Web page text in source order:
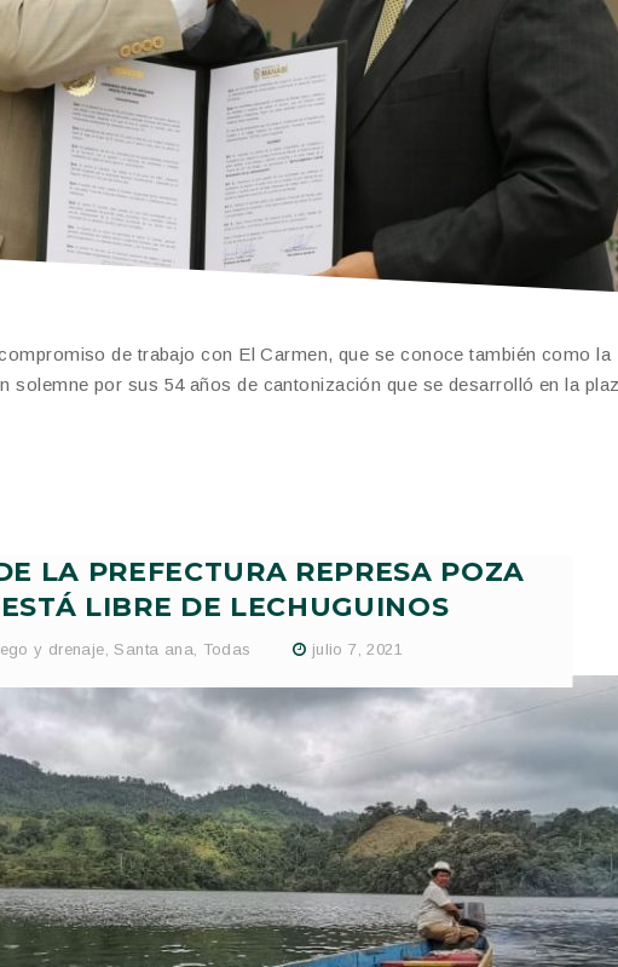
de trabajo con El Carmen, que se conoce también como la
solemne por sus 54 años de cantonización que se desarrolló en la
LA PREFECTURA REPRESA POZA
LIBRE DE LECHUGUINOS
y drenaje,Santa ana, Todas julio 7, 2021